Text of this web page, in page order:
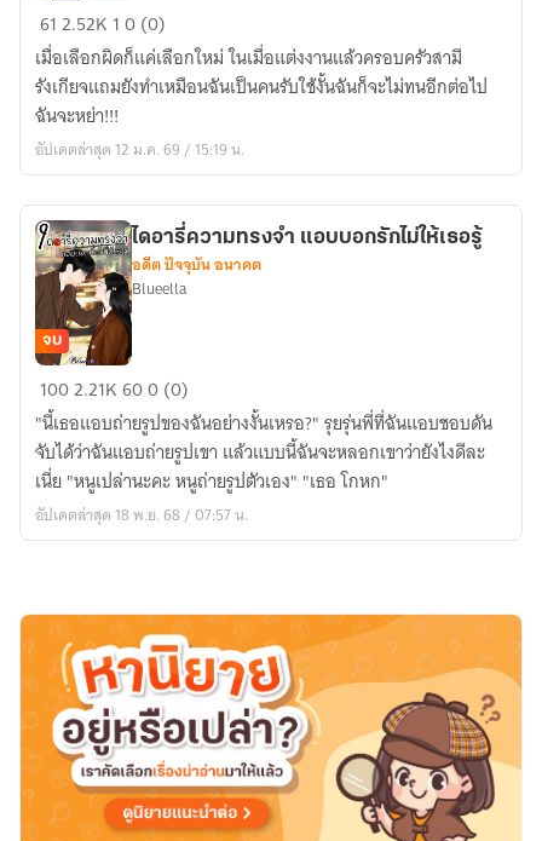
ต้น
อ้อ
ริม
ทาง
(มี
E
612.52K 10 (0)
เมื่อเลือกผิดก็แค่เลือกใหม่ ในเมื่อแต่งงานแล้วครอบครัวสามี
รังเกียจแถมยังทำเหมือนฉันเป็นคนรับใช้งั้นฉันก็จะไม่ทนอีกต่อไป
ฉันจะหย่า!!!
อัปเดตล่าสุด 12 ม.ค. 69 / 15:19 น.
ไดอารี่
ความ
ทรง
จำ
แอบ
บอก
ให้
เธอ
จบ
ไดอารี่ความทรงจำ แอบบอกรักไม่ให้เธอรู้
อดีต ปัจจุบัน อนาคต
Blueella
1002.21K600 (0)
"นี้เธอแอบถ่ายรูปของฉันอย่างงั้นเหรอ?" รุยรุ่นพี่ที่ฉันแอบชอบดัน
จับได้ว่าฉันแอบถ่ายรูปเขา แล้วแบบนี้ฉันจะหลอกเขาว่ายังไงดีละ
เนี่ย "หนูเปล่านะคะ หนูถ่ายรูปตัวเอง" "เธอ โกหก"
อัปเดตล่าสุด 18 พ.ย. 68 / 07:57 น.